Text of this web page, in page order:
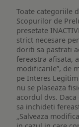
Toate categoriile
Scopurilor de
presetate
strict necesare
doriti sa pastrati
fereastra afisata,
modificarile”, de
pe Interes
nu se plaseaza
acordul dvs.
sa inchideti
„Salveaza